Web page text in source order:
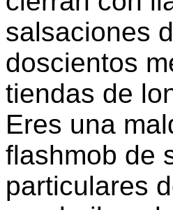
salsaciones
doscientos
tiendas de
Eres una
flashmob de
particulares